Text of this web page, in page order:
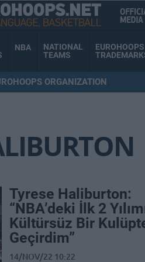
NBA
NATIONAL
TEAMS
EUROHOOPS
ORGANIZATION
Tyrese Haliburton:
“NBA’deki İlk 2
Kültürsüz Bir
Geçirdim”
14/NOV/22 10:22